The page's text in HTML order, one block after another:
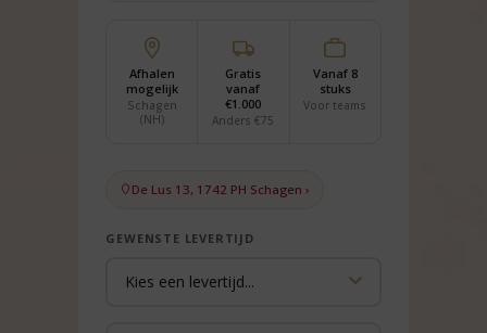
Afhalen
mogelijk
Schagen
(NH)
Gratis
vanaf
€1.000
Anders €75
Vanaf 8
stuks
Voor teams
De Lus 13, 1742 PH Schagen ›
GEWENSTE LEVERTIJD